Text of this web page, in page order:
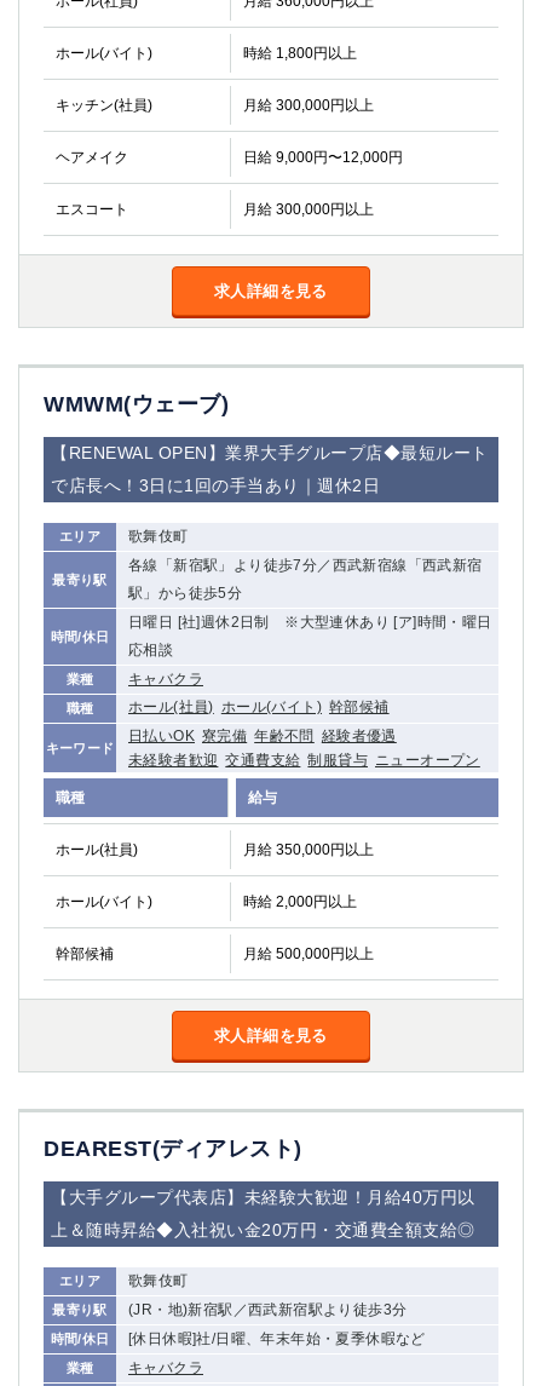
ホール(バイト) 時給 1,800円以上
キッチン(社員) 月給 300,000円以上
ヘアメイク 日給 9,000円〜12,000円
エスコート 月給 300,000円以上
求人詳細を見る
WMWM(ウェーブ)
【RENEWAL OPEN】業界大手グループ店◆最短ルート
で店長へ！3日に1回の手当あり｜週休2日
エリア 歌舞伎町
最寄り駅
各線「新宿駅」より徒歩7分／西武新宿線「西武新宿
駅」から徒歩5分
時間/休日
日曜日 [社]週休2日制 ※大型連休あり [ア]時間・曜日
応相談
業種 キャバクラ
職種 ホール(社員) ホール(バイト) 幹部候補
キーワード
日払いOK 寮完備 年齢不問 経験者優遇
未経験者歓迎 交通費支給 制服貸与 ニューオープン
職種 給与
ホール(社員) 月給 350,000円以上
ホール(バイト) 時給 2,000円以上
幹部候補 月給 500,000円以上
求人詳細を見る
DEAREST(ディアレスト)
【大手グループ代表店】未経験大歓迎！月給40万円以
上＆随時昇給◆入社祝い金20万円・交通費全額支給◎
エリア 歌舞伎町
最寄り駅 (JR・地)新宿駅／西武新宿駅より徒歩3分
時間/休日 [休日休暇]社/日曜、年末年始・夏季休暇など
業種 キャバクラ